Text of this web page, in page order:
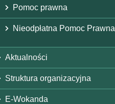
Pomoc prawna
Nieodpłatna Pomoc Prawna
Aktualności
Struktura organizacyjna
E-Wokanda